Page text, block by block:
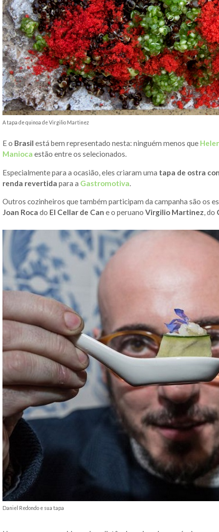
A tapa de quinoa de Virgilio Martinez
E o Brasil está bem representado nesta: ninguém menos que
Manioca estão entre os selecionados.
Especialmente para a ocasião, eles criaram uma tapa de ostra
renda revertida para a Gastromotiva.
Outros cozinheiros que também participam da campanha são os
Joan Roca do El Cellar de Can e o peruano Virgilio Martinez, do
Daniel Redondo e sua tapa